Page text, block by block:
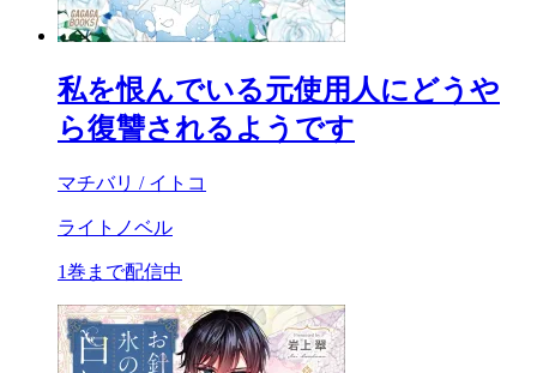
私を恨んでいる元使用人にどうや
ら復讐されるようです
マチバリ / イトコ
ライトノベル
1巻まで配信中